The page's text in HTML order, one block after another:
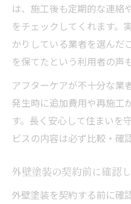
は、施工後も定期的な連絡
をチェックしてくれます。
かりしている業者を選んだ
を保てたという利用者の声
アフターケアが不十分な業
発生時に追加費用や再施工
す。長く安心して住まいを
ビスの内容は必ず比較・確
外壁塗装の契約前に確認
外壁塗装を契約する前に確